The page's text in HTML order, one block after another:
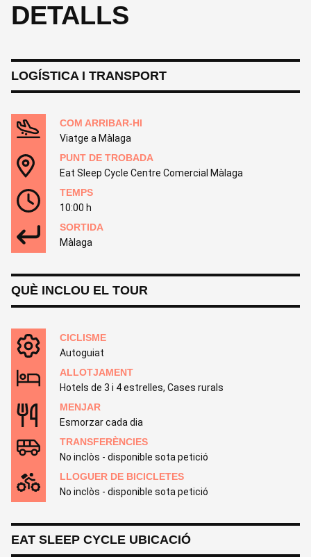
DETALLS
LOGÍSTICA I TRANSPORT
COM ARRIBAR-HI
Viatge a Màlaga
PUNT DE TROBADA
Eat Sleep Cycle Centre Comercial Màlaga
TEMPS
10:00 h
SORTIDA
Màlaga
QUÈ INCLOU EL TOUR
CICLISME
Autoguiat
ALLOTJAMENT
Hotels de 3 i 4 estrelles, Cases rurals
MENJAR
Esmorzar cada dia
TRANSFERÈNCIES
No inclòs - disponible sota petició
LLOGUER DE BICICLETES
No inclòs - disponible sota petició
EAT SLEEP CYCLE UBICACIÓ